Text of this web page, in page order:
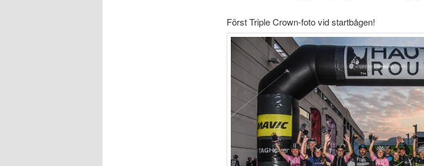
Först Triple Crown-foto vid startbågen!